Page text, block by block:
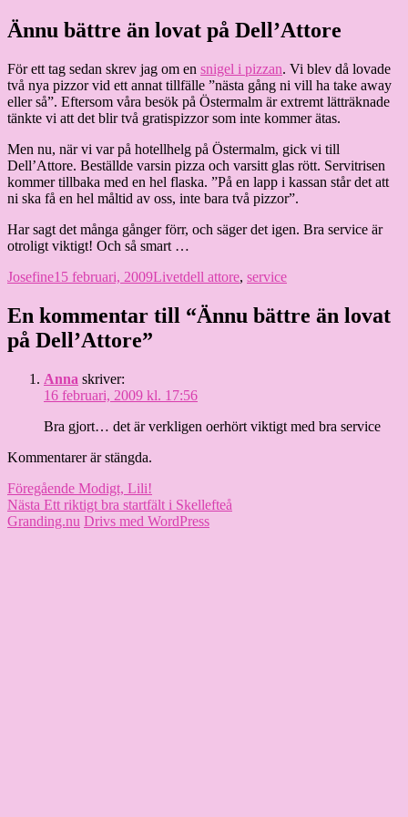
Hoppa
till
Granding.nu
Ännu bättre än lovat på Dell’Attore
För ett tag sedan skrev jag om en snigel i pizzan. Vi blev då lovade
två nya pizzor vid ett annat tillfälle ”nästa gång ni vill ha take away
eller så”. Eftersom våra besök på Östermalm är extremt lätträknade
tänkte vi att det blir två gratispizzor som inte kommer ätas.
Men nu, när vi var på hotellhelg på Östermalm, gick vi till
Dell’Attore. Beställde varsin pizza och varsitt glas rött. Servitrisen
kommer tillbaka med en hel flaska. ”På en lapp i kassan står det att
ni ska få en hel måltid av oss, inte bara två pizzor”.
Har sagt det många gånger förr, och säger det igen. Bra service är
otroligt viktigt! Och så smart …
Författare
JosefinePublicerat
15 februari, 2009Kategorier
LivetEtiketter
dell attore, service
En kommentar till “Ännu bättre än lovat
på Dell’Attore”
Anna skriver:
16 februari, 2009 kl. 17:56
Bra gjort… det är verkligen oerhört viktigt med bra service
Kommentarer är stängda.
Inläggsnavigering
Föregående Föregående
inlägg:
Modigt, Lili!
Nästa Nästa
inlägg:
Ett riktigt bra startfält i Skellefteå
Granding.nu Drivs med WordPress